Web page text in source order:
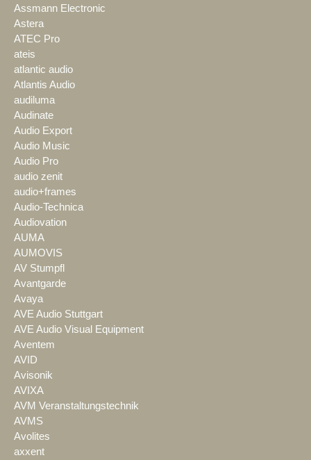
Assmann Electronic
Astera
ATEC Pro
ateis
atlantic audio
Atlantis Audio
audiluma
Audinate
Audio Export
Audio Music
Audio Pro
audio zenit
audio+frames
Audio-Technica
Audiovation
AUMA
AUMOVIS
AV Stumpfl
Avantgarde
Avaya
AVE Audio Stuttgart
AVE Audio Visual Equipment
Aventem
AVID
Avisonik
AVIXA
AVM Veranstaltungstechnik
AVMS
Avolites
axxent